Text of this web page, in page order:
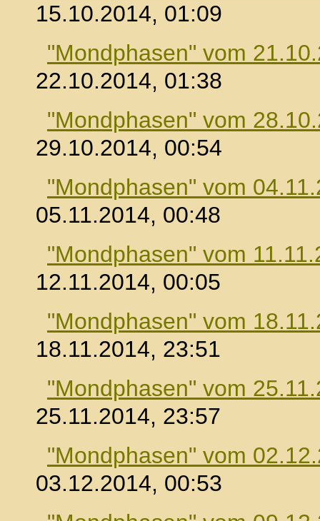
15.10.2014, 01:09
"Mondphasen" vom
22.10.2014, 01:38
"Mondphasen" vom
29.10.2014, 00:54
"Mondphasen" vom
05.11.2014, 00:48
"Mondphasen" vom
12.11.2014, 00:05
"Mondphasen" vom
18.11.2014, 23:51
"Mondphasen" vom
25.11.2014, 23:57
"Mondphasen" vom
03.12.2014, 00:53